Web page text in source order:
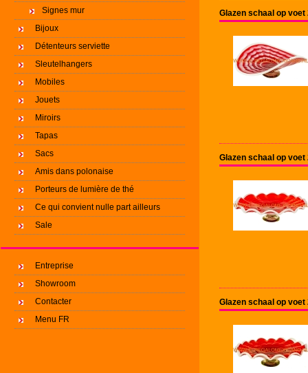
Signes mur
Bijoux
Détenteurs serviette
Sleutelhangers
Mobiles
Jouets
Miroirs
Tapas
Sacs
Amis dans polonaise
Porteurs de lumière de thé
Ce qui convient nulle part ailleurs
Sale
Entreprise
Showroom
Contacter
Menu FR
Glazen schaal op voet
Glazen schaal op voet
Glazen schaal op voet